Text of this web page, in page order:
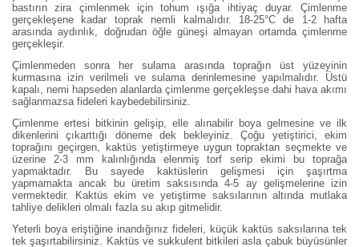
bastırın zira çimlenmek için tohum ışığa ihtiyaç duyar. Çimlenme
gerçekleşene kadar toprak nemli kalmalıdır. 18-25°C de 1-2 hafta
arasında aydınlık, doğrudan öğle güneşi almayan ortamda çimlenme
gerçekleşir.
Çimlenmeden sonra her sulama arasında toprağın üst yüzeyinin
kurmasına izin verilmeli ve sulama derinlemesine yapılmalıdır. Üstü
kapalı, nemi hapseden alanlarda çimlenme gerçekleşse dahi hava akımı
sağlanmazsa fideleri kaybedebilirsiniz.
Çimlenme ertesi bitkinin gelişip, elle alınabilir boya gelmesine ve ilk
dikenlerini çıkarttığı döneme dek bekleyiniz. Çoğu yetiştirici, ekim
toprağını geçirgen, kaktüs yetiştirmeye uygun topraktan seçmekte ve
üzerine 2-3 mm kalınlığında elenmiş torf serip ekimi bu toprağa
yapmaktadır. Bu sayede kaktüslerin gelişmesi için şaşırtma
yapmamakta ancak bu üretim saksısında 4-5 ay gelişmelerine izin
vermektedir. Kaktüs ekim ve yetiştirme saksılarının altında mutlaka
tahliye delikleri olmalı fazla su akıp gitmelidir.
Yeterli boya eriştiğine inandığınız fideleri, küçük kaktüs saksılarına tek
tek şaşırtabilirsiniz. Kaktüs ve sukkulent bitkileri asla çabuk büyüsünler